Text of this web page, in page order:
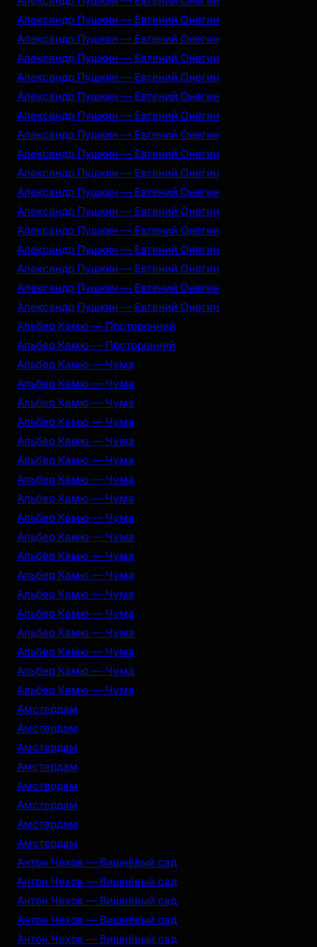
Александр Пушкин — Евгений Онегин
Александр Пушкин — Евгений Онегин
Александр Пушкин — Евгений Онегин
Александр Пушкин — Евгений Онегин
Александр Пушкин — Евгений Онегин
Александр Пушкин — Евгений Онегин
Александр Пушкин — Евгений Онегин
Александр Пушкин — Евгений Онегин
Александр Пушкин — Евгений Онегин
Александр Пушкин — Евгений Онегин
Александр Пушкин — Евгений Онегин
Александр Пушкин — Евгений Онегин
Александр Пушкин — Евгений Онегин
Александр Пушкин — Евгений Онегин
Александр Пушкин — Евгений Онегин
Александр Пушкин — Евгений Онегин
Альбер Камю — Посторонний
Альбер Камю — Посторонний
Альбер Камю — Чума
Альбер Камю — Чума
Альбер Камю — Чума
Альбер Камю — Чума
Альбер Камю — Чума
Альбер Камю — Чума
Альбер Камю — Чума
Альбер Камю — Чума
Альбер Камю — Чума
Альбер Камю — Чума
Альбер Камю — Чума
Альбер Камю — Чума
Альбер Камю — Чума
Альбер Камю — Чума
Альбер Камю — Чума
Альбер Камю — Чума
Альбер Камю — Чума
Альбер Камю — Чума
Амстердам
Амстердам
Амстердам
Амстердам
Амстердам
Амстердам
Амстердам
Амстердам
Антон Чехов — Вишнёвый сад
Антон Чехов — Вишнёвый сад
Антон Чехов — Вишнёвый сад
Антон Чехов — Вишнёвый сад
Антон Чехов — Вишнёвый сад